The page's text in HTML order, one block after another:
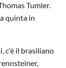
Tumler.
quinta in
c'è il brasiliano